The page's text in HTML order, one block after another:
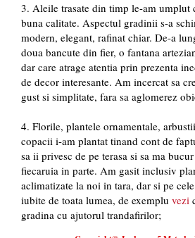
3. Aleile trasate din timp le-am umplut
buna calitate. Aspectul gradinii s-a
modern, elegant, rafinat chiar. De-a
doua bancute din fier, o fantana
dar care atrage atentia prin prezenta
de decor interesante. Am incercat sa
gust si simplitate, fara sa aglomerez
4. Florile, plantele ornamentale,
copacii i-am plantat tinand cont de
sa ii privesc de pe terasa si sa ma
fiecaruia in parte. Am gasit inclusiv
aclimatizate la noi in tara, dar si pe
iubite de toata lumea, de exemplu vezi
gradina cu ajutorul trandafirilor;